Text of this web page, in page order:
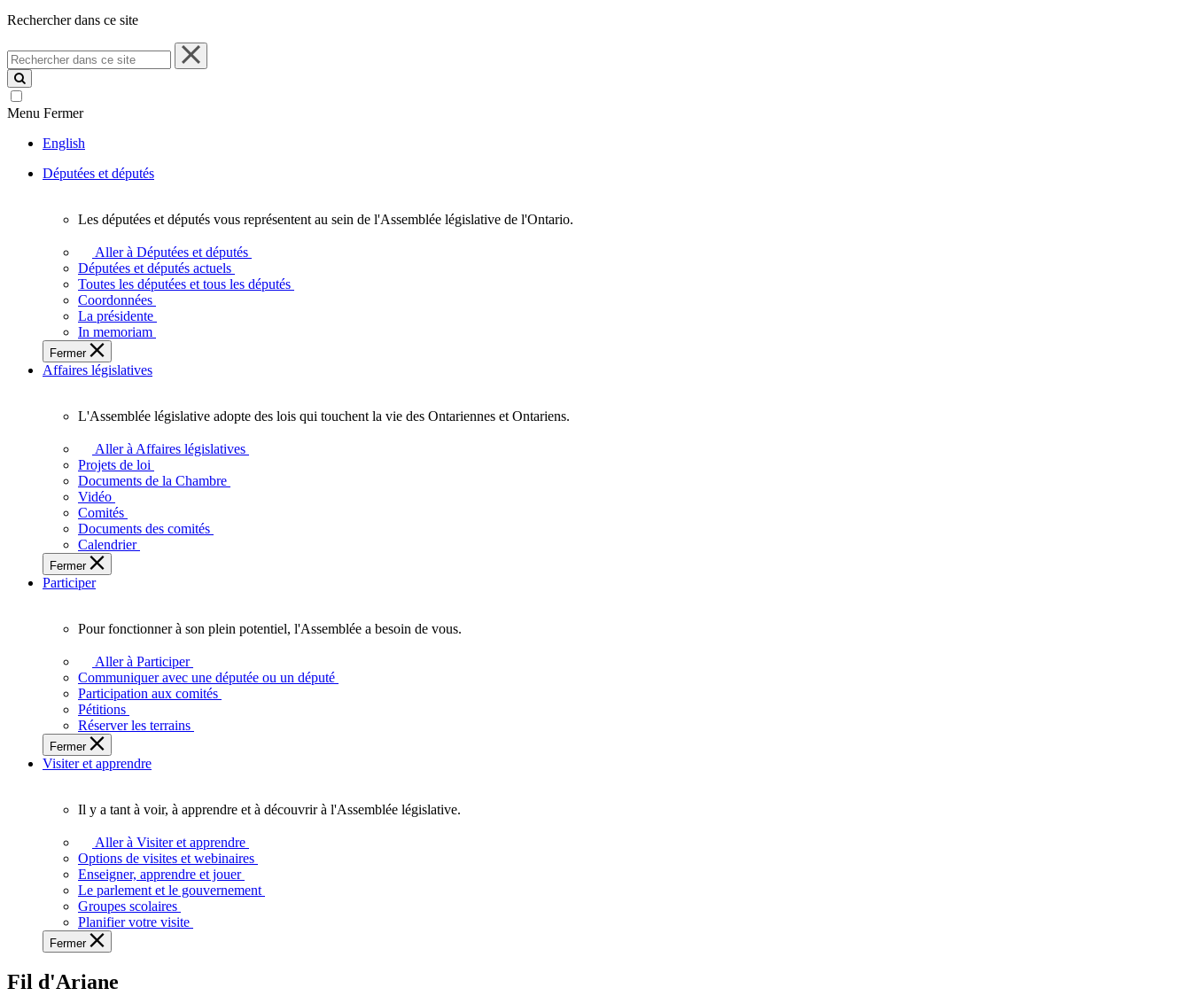
Rechercher dans ce site
Rechercher
dans
ce
site
Menu Fermer
English
Députées et députés
députées
députés
vous
représentent
sein
de
l'Assemblée
l'Ontario.
Les députées et députés vous représentent au sein de l'Assemblée législative de l'Ontario.
Aller à Députées et députés
Députées et députés actuels
Toutes les députées et tous les députés
Coordonnées
La présidente
In memoriam
Fermer
Affaires législatives
législative
adopte
touchent
vie
des
Ontariennes
Ontariens.
L'Assemblée législative adopte des lois qui touchent la vie des Ontariennes et Ontariens.
Aller à Affaires législatives
Projets de loi
Documents de la Chambre
Vidéo
Comités
Documents des comités
Calendrier
Fermer
Participer
fonctionner
plein
potentiel,
l'Assemblée
a
besoin
Pour fonctionner à son plein potentiel, l'Assemblée a besoin de vous.
Aller à Participer
Communiquer avec une députée ou un député
Participation aux comités
Pétitions
Réserver les terrains
Fermer
Visiter et apprendre
voir,
apprendre
et
découvrir
Il y a tant à voir, à apprendre et à découvrir à l'Assemblée législative.
Aller à Visiter et apprendre
Options de visites et webinaires
Enseigner, apprendre et jouer
Le parlement et le gouvernement
Groupes scolaires
Planifier votre visite
Fermer
Fil d'Ariane